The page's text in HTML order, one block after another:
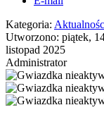
Kategoria:
Utworzono: piątek,
listopad 2025
Administrator